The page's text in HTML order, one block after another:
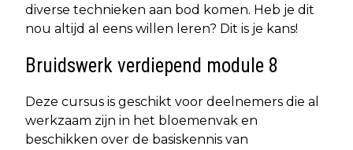
diverse technieken aan bod komen. Heb je dit
nou altijd al eens willen leren? Dit is je kans!
Bruidswerk verdiepend module 8
Deze cursus is geschikt voor deelnemers die al
werkzaam zijn in het bloemenvak en
beschikken over de basiskennis van